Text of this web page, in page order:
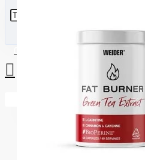
0 стоки - €0.00 (0.00лв)
Вашата количка е празна!